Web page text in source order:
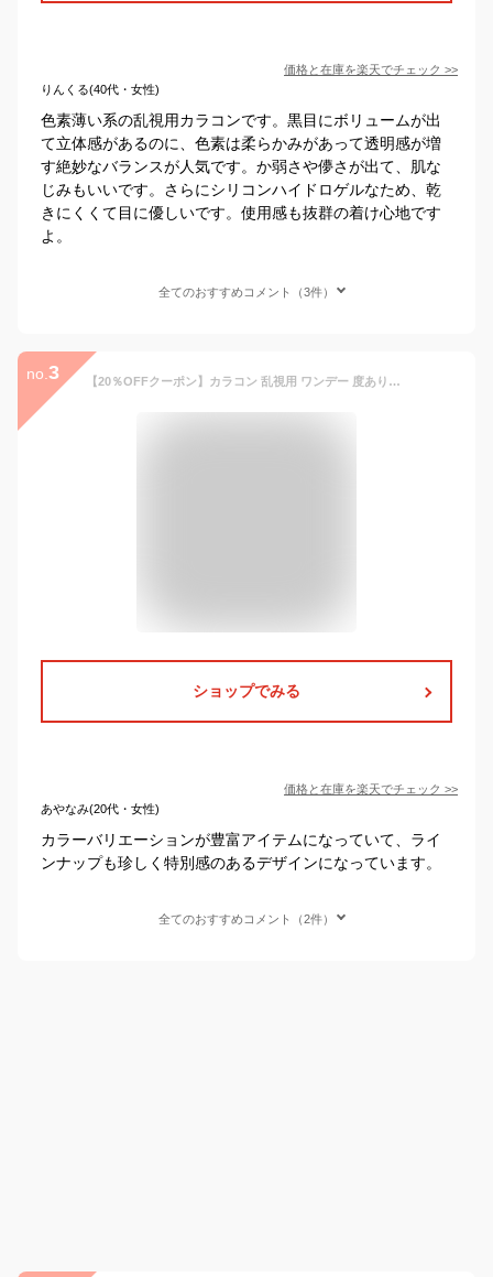
価格と在庫を楽天でチェック >>
りんくる(40代・女性)
色素薄い系の乱視用カラコンです。黒目にボリュームが出
て立体感があるのに、色素は柔らかみがあって透明感が増
す絶妙なバランスが人気です。か弱さや儚さが出て、肌な
じみもいいです。さらにシリコンハイドロゲルなため、乾
きにくくて目に優しいです。使用感も抜群の着け心地です
よ。
全てのおすすめコメント（3件）
no. 3 【20％OFFクーポン】カラコン 乱視用 ワンデー 度ありネオサイトワンデーシエルUVトーリック Neo Sight one day Ciel UV Toric【1箱10枚入】【メール便送料無料】コンタクトレンズ ブラウン カラーコンタクト カラコン 1day UVカット 奥目 ちゅるん 細フチ ∀
ショップでみる
価格と在庫を楽天でチェック >>
あやなみ(20代・女性)
カラーバリエーションが豊富アイテムになっていて、ライ
ンナップも珍しく特別感のあるデザインになっています。
全てのおすすめコメント（2件）